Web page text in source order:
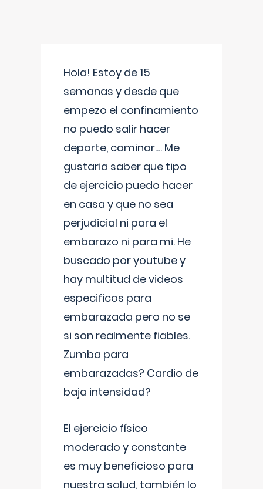
Hola! Estoy de 15
semanas y desde que
empezo el confinamiento
no puedo salir hacer
deporte, caminar.... Me
gustaria saber que tipo
de ejercicio puedo hacer
en casa y que no sea
perjudicial ni para el
embarazo ni para mi. He
buscado por youtube y
hay multitud de videos
especificos para
embarazada pero no se
si son realmente fiables.
Zumba para
embarazadas? Cardio de
baja intensidad?
El ejercicio físico
moderado y constante
es muy beneficioso para
nuestra salud, también lo